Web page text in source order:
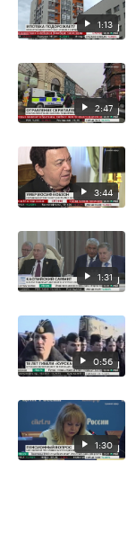
1:13
2:47
3:44
1:31
0:56
1:30